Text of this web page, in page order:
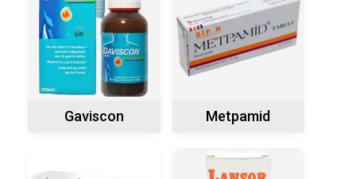
Gaviscon Metpamid